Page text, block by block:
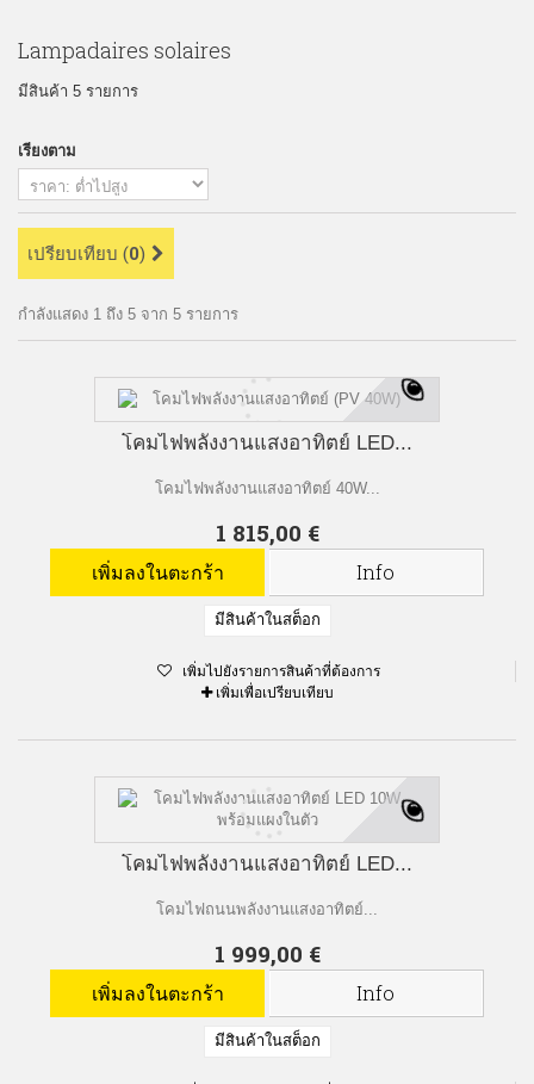
Lampadaires solaires
มีสินค้า 5 รายการ
เรียงตาม
เปรียบเทียบ (0)
กำลังแสดง 1 ถึง 5 จาก 5 รายการ
โคมไฟพลังงานแสงอาทิตย์ LED...
โคมไฟพลังงานแสงอาทิตย์ 40W...
1 815,00 €
เพิ่มลงในตะกร้า Info
มีสินค้าในสต็อก
เพิ่มไปยังรายการสินค้าที่ต้องการ
เพิ่มเพื่อเปรียบเทียบ
โคมไฟพลังงานแสงอาทิตย์ LED...
โคมไฟถนนพลังงานแสงอาทิตย์...
1 999,00 €
เพิ่มลงในตะกร้า Info
มีสินค้าในสต็อก